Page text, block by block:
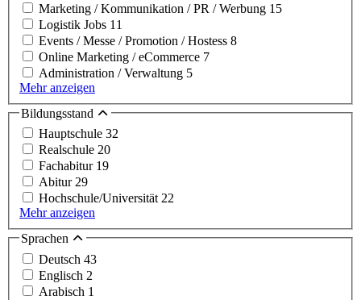
Marketing / Kommunikation / PR / Werbung 15
Logistik Jobs 11
Events / Messe / Promotion / Hostess 8
Online Marketing / eCommerce 7
Administration / Verwaltung 5
Mehr anzeigen
Bildungsstand
Hauptschule 32
Realschule 20
Fachabitur 19
Abitur29
Hochschule/Universität22
Mehr anzeigen
Sprachen
Deutsch 43
Englisch 2
Arabisch 1